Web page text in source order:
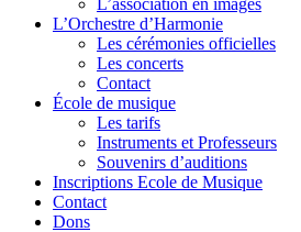
L’association en images
L’Orchestre d’Harmonie
Les cérémonies officielles
Les concerts
Contact
École de musique
Les tarifs
Instruments et Professeurs
Souvenirs d’auditions
Inscriptions Ecole de Musique
Contact
Dons